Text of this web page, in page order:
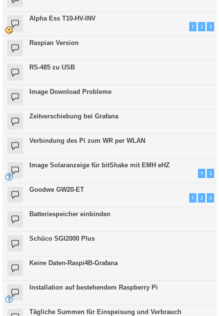
Alpha Ess T10-HV-INV
1 2 3
Raspian Version
RS-485 zu USB
Image Download Probleme
Zeitverschiebung bei Grafana
Verbindung des Pi zum WR per WLAN
Image Solaranzeige für bitShake mit EMH eHZ
1 2
Goodwe GW20-ET
1 2 3
Batteriespeicher einbinden
Schüco SGI2000 Plus
Keine Daten-Raspi4B-Grafana
Installation auf bestehendem Raspberry Pi
Tägliche Summen für Einspeisung und Verbrauch